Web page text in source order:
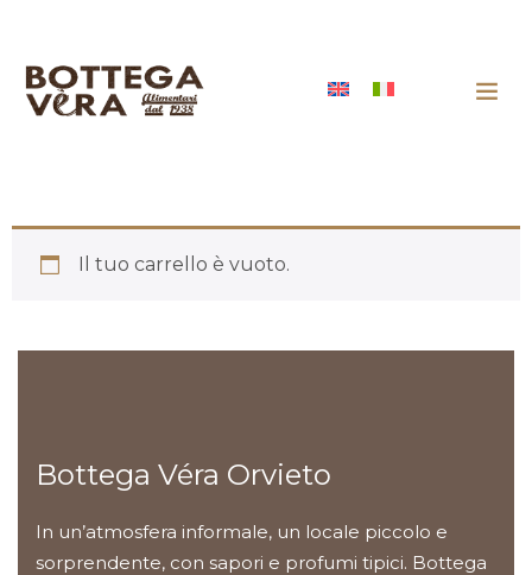
Il tuo carrello è vuoto.
Bottega Véra Orvieto
In un’atmosfera informale, un locale piccolo e
sorprendente, con sapori e profumi tipici. Bottega